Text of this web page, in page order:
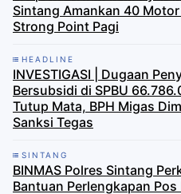
Sintang Amankan 40
Strong Point Pagi
HEADLINE
INVESTIGASI | Dugaan
Bersubsidi di SPBU
Tutup Mata, BPH Migas
Sanksi Tegas
SINTANG
BINMAS Polres Sintang
Bantuan Perlengkapan